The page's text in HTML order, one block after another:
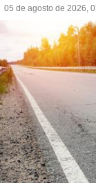
05 de agosto de 2026,